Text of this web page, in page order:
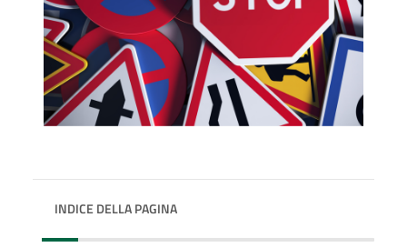
INDICE DELLA PAGINA